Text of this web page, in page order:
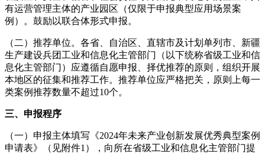
有运营管理主体的产业园区（仅限于申报典型应用场景案
例）。鼓励以联合体形式申报。
（二）推荐单位。各省、自治区、直辖市及计划单列市、新疆
生产建设兵团工业和信息化主管部门（以下统称省级工业和信
息化主管部门）应遵循自愿申报、择优推荐的原则，组织开展
本地区的征集和推荐工作。推荐单位应严格把关，原则上每一
类案例推荐数量不超过10个。
三、申报程序
（一）申报主体填写《2024年未来产业创新发展优秀典型案例
申请表》（见附件1），向所在省级工业和信息化主管部门提